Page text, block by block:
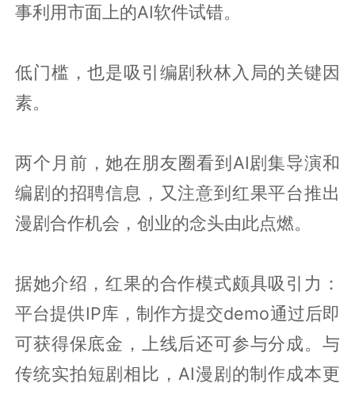
事利用市面上的AI软件试错。
低门槛，也是吸引编剧秋林入局的关键因
素。
两个月前，她在朋友圈看到AI剧集导演和
编剧的招聘信息，又注意到红果平台推出
漫剧合作机会，创业的念头由此点燃。
据她介绍，红果的合作模式颇具吸引力：
平台提供IP库，制作方提交demo通过后即
可获得保底金，上线后还可参与分成。与
传统实拍短剧相比，AI漫剧的制作成本更